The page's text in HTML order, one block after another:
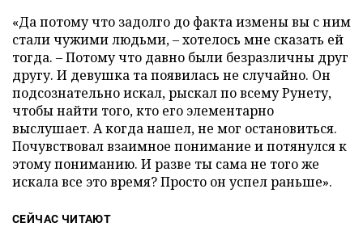
«Да потому что задолго до факта измены вы с ним
стали чужими людьми, – хотелось мне сказать ей
тогда. – Потому что давно были безразличны друг
другу. И девушка та появилась не случайно. Он
подсознательно искал, рыскал по всему Рунету,
чтобы найти того, кто его элементарно
выслушает. А когда нашел, не мог остановиться.
Почувствовал взаимное понимание и потянулся к
этому пониманию. И разве ты сама не того же
искала все это время? Просто он успел раньше».
СЕЙЧАС ЧИТАЮТ